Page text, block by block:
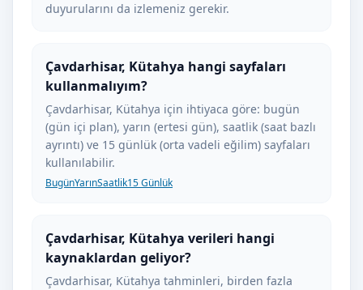
duyurularını da izlemeniz gerekir.
Çavdarhisar, Kütahya hangi sayfaları
kullanmalıyım?
Çavdarhisar, Kütahya için ihtiyaca göre: bugün
(gün içi plan), yarın (ertesi gün), saatlik (saat bazlı
ayrıntı) ve 15 günlük (orta vadeli eğilim) sayfaları
kullanılabilir.
BugünYarınSaatlik15 Günlük
Çavdarhisar, Kütahya verileri hangi
kaynaklardan geliyor?
Çavdarhisar, Kütahya tahminleri, birden fazla